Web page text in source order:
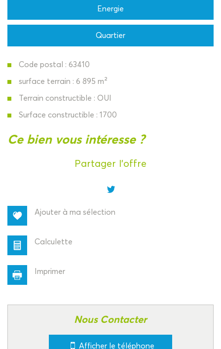
Energie
Quartier
Code postal : 63410
surface terrain : 6 895 m²
Terrain constructible : OUI
Surface constructible : 1700
la ville de manzat (63410)
ce bien vous intéresse ?
Partager l'offre
Ajouter à ma sélection
Calculette
Imprimer
Nous Contacter
Afficher le téléphone